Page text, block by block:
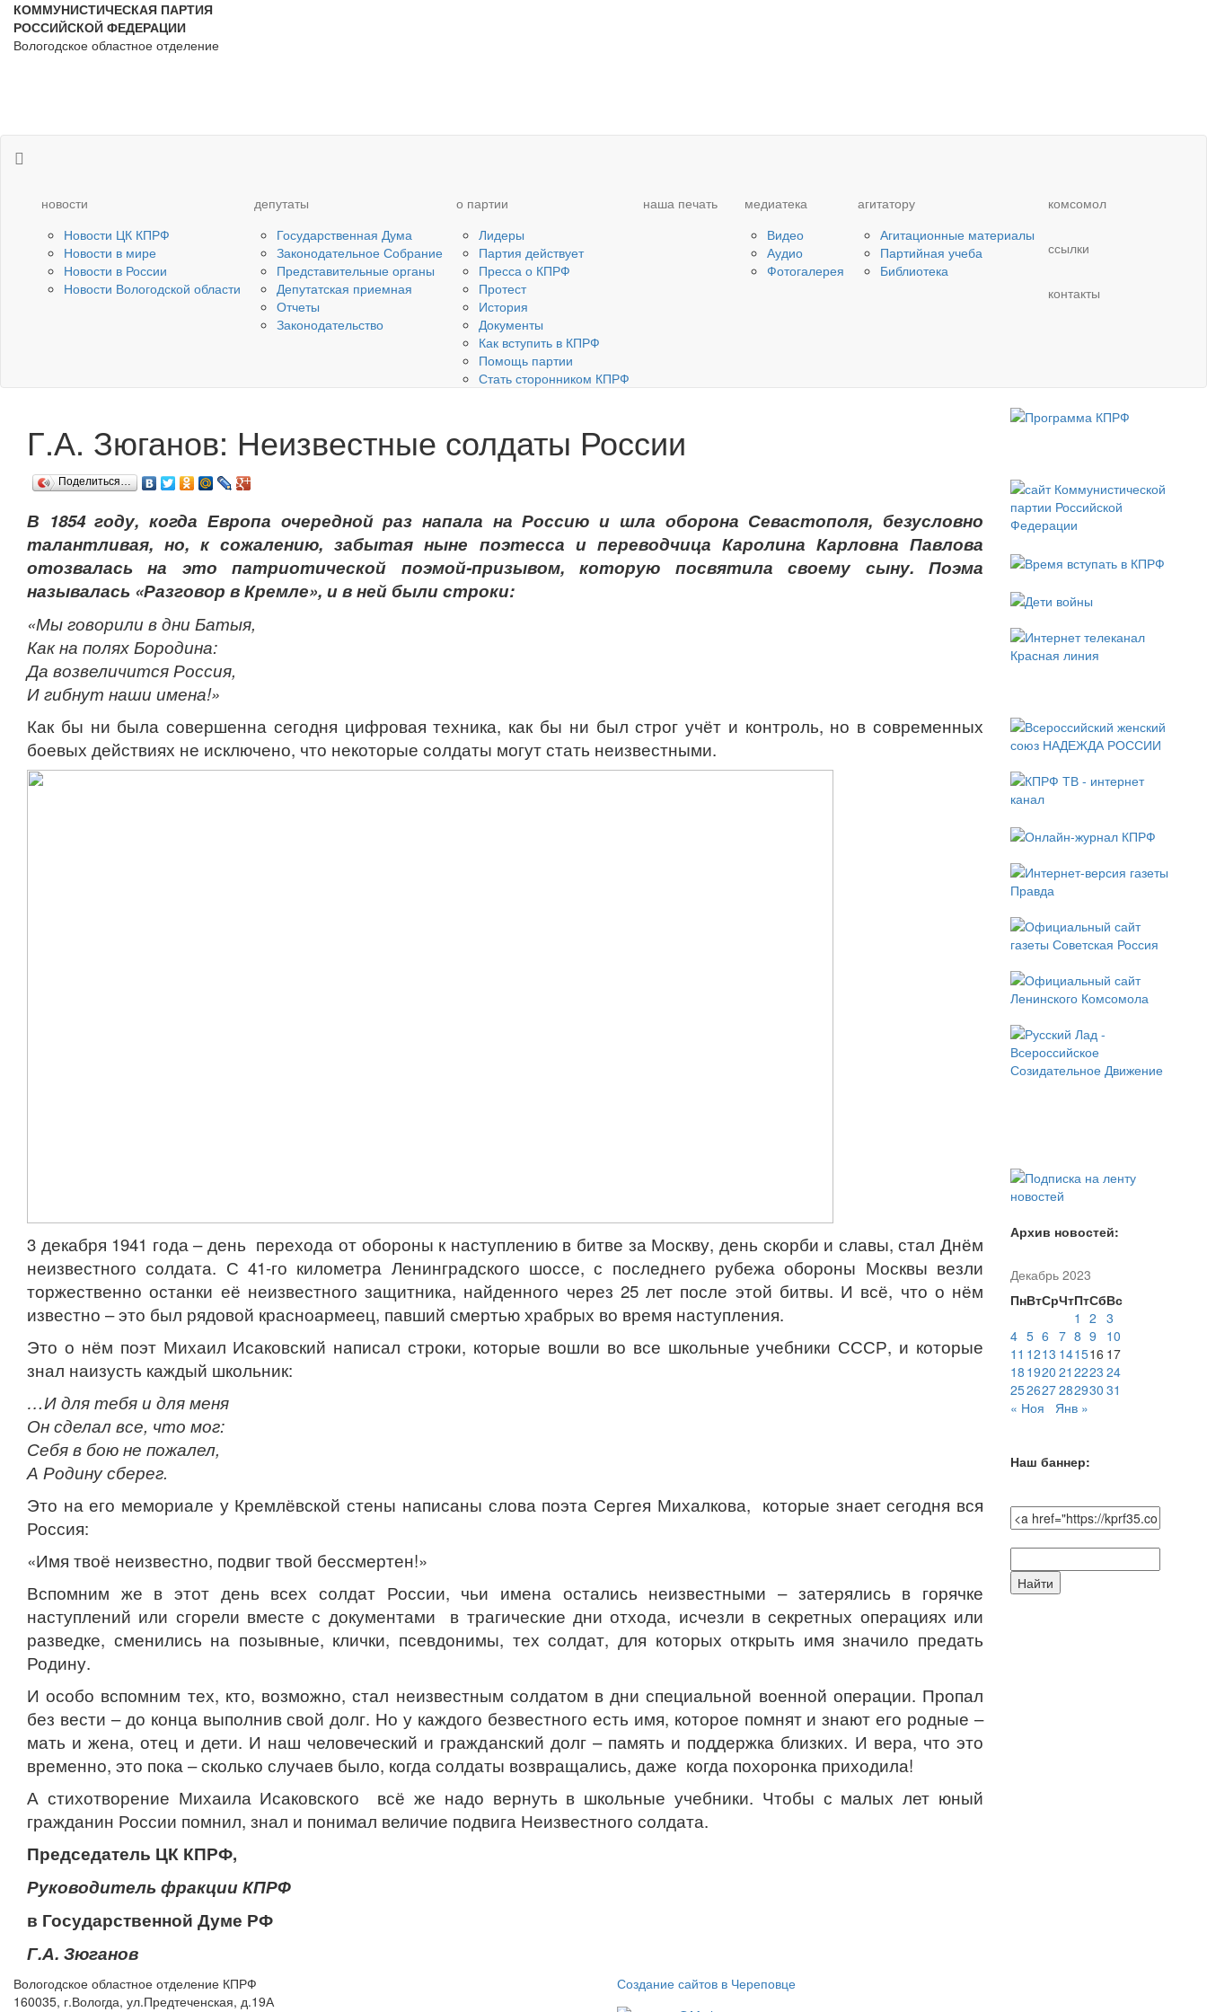
КОММУНИСТИЧЕСКАЯ ПАРТИЯ
РОССИЙСКОЙ ФЕДЕРАЦИИ
Вологодское областное отделение
новости
Новости ЦК КПРФ
Новости в мире
Новости в России
Новости Вологодской области
депутаты
Государственная Дума
Законодательное Собрание
Представительные органы
Депутатская приемная
Отчеты
Законодательство
о партии
Лидеры
Партия действует
Пресса о КПРФ
Протест
История
Документы
Как вступить в КПРФ
Помощь партии
Стать сторонником КПРФ
наша печать
медиатека
Видео
Аудио
Фотогалерея
агитатору
Агитационные материалы
Партийная учеба
Библиотека
комсомол
ссылки
контакты
Г.А. Зюганов: Неизвестные солдаты России
Поделиться…
В 1854 году, когда Европа очередной раз напала на Россию и шла оборона Севастополя, безусловно
талантливая, но, к сожалению, забытая ныне поэтесса и переводчица Каролина Карловна Павлова
отозвалась на это патриотической поэмой-призывом, которую посвятила своему сыну. Поэма
называлась «Разговор в Кремле», и в ней были строки:
«Мы говорили в дни Батыя,
Как на полях Бородина:
Да возвеличится Россия,
И гибнут наши имена!»
Как бы ни была совершенна сегодня цифровая техника, как бы ни был строг учёт и контроль, но в современных
боевых действиях не исключено, что некоторые солдаты могут стать неизвестными.
3 декабря 1941 года – день перехода от обороны к наступлению в битве за Москву, день скорби и славы, стал Днём
неизвестного солдата. С 41-го километра Ленинградского шоссе, с последнего рубежа обороны Москвы везли
торжественно останки её неизвестного защитника, найденного через 25 лет после этой битвы. И всё, что о нём
известно – это был рядовой красноармеец, павший смертью храбрых во время наступления.
Это о нём поэт Михаил Исаковский написал строки, которые вошли во все школьные учебники СССР, и которые
знал наизусть каждый школьник:
…И для тебя и для меня
Он сделал все, что мог:
Себя в бою не пожалел,
А Родину сберег.
Это на его мемориале у Кремлёвской стены написаны слова поэта Сергея Михалкова, которые знает сегодня вся
Россия:
«Имя твоё неизвестно, подвиг твой бессмертен!»
Вспомним же в этот день всех солдат России, чьи имена остались неизвестными – затерялись в горячке
наступлений или сгорели вместе с документами в трагические дни отхода, исчезли в секретных операциях или
разведке, сменились на позывные, клички, псевдонимы, тех солдат, для которых открыть имя значило предать
Родину.
И особо вспомним тех, кто, возможно, стал неизвестным солдатом в дни специальной военной операции. Пропал
без вести – до конца выполнив свой долг. Но у каждого безвестного есть имя, которое помнят и знают его родные –
мать и жена, отец и дети. И наш человеческий и гражданский долг – память и поддержка близких. И вера, что это
временно, это пока – сколько случаев было, когда солдаты возвращались, даже когда похоронка приходила!
А стихотворение Михаила Исаковского всё же надо вернуть в школьные учебники. Чтобы с малых лет юный
гражданин России помнил, знал и понимал величие подвига Неизвестного солдата.
Председатель ЦК КПРФ,
Руководитель фракции КПРФ
в Государственной Думе РФ
Г.А. Зюганов
Архив новостей:
Декабрь 2023
ПнВтСрЧтПтСбВс
1 2 3
4 5 6 7 8 9
10
11 1213 141516 17
18 1920 21 2223 24
252627282930 31
« Ноя
Янв »
Наш баннер:
по
сайту:
Вологодское областное отделение КПРФ
160035, г.Вологда, ул.Предтеченская, д.19А
Создание сайтов в Череповце